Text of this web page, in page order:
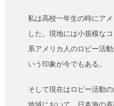
私は高校一年生の時にア
した。現地には小規模な
系アメリカ人のロビー活
いう印象が今でもある。
そして現在はロビー活動